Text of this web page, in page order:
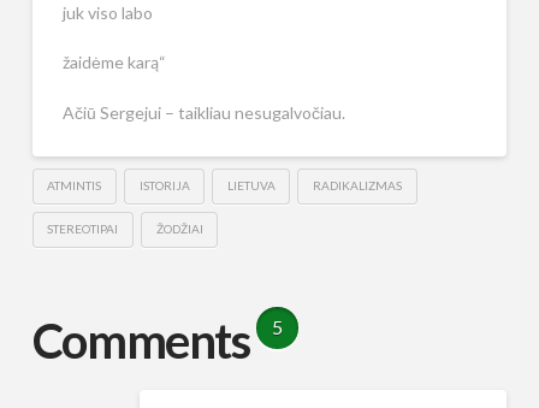
juk viso labo
žaidėme karą“
Ačiū Sergejui – taikliau nesugalvočiau.
ATMINTIS ISTORIJA LIETUVA RADIKALIZMAS
STEREOTIPAI ŽODŽIAI
Comments 5